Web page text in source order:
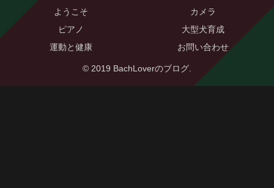
ようこそ
カメラ
ピアノ
大型犬育成
運動と健康
お問い合わせ
© 2019 BachLoverのブログ.